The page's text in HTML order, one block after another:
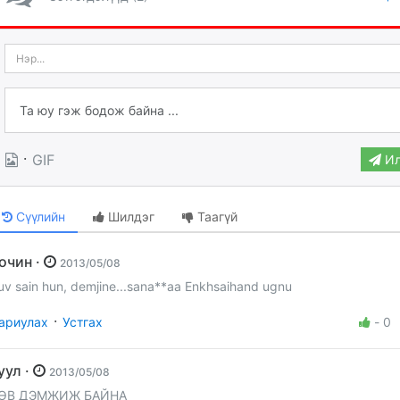
· GIF
Сүүлийн Шилдэг Таагүй
Зочин · 2013/05/08
sain hun, demjine...sana**aa Enkhsaihand ugnu
· Устгах - 0
Туул · 2013/05/08
ДЭМЖИЖ БАЙНА